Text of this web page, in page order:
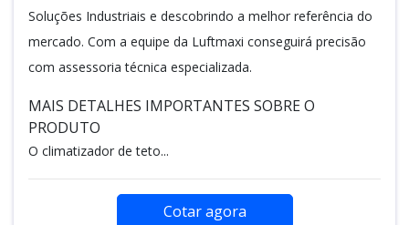
Soluções Industriais e descobrindo a melhor referência do
mercado. Com a equipe da Luftmaxi conseguirá precisão
com assessoria técnica especializada.
MAIS DETALHES IMPORTANTES SOBRE O
PRODUTO
O climatizador de teto...
Cotar agora